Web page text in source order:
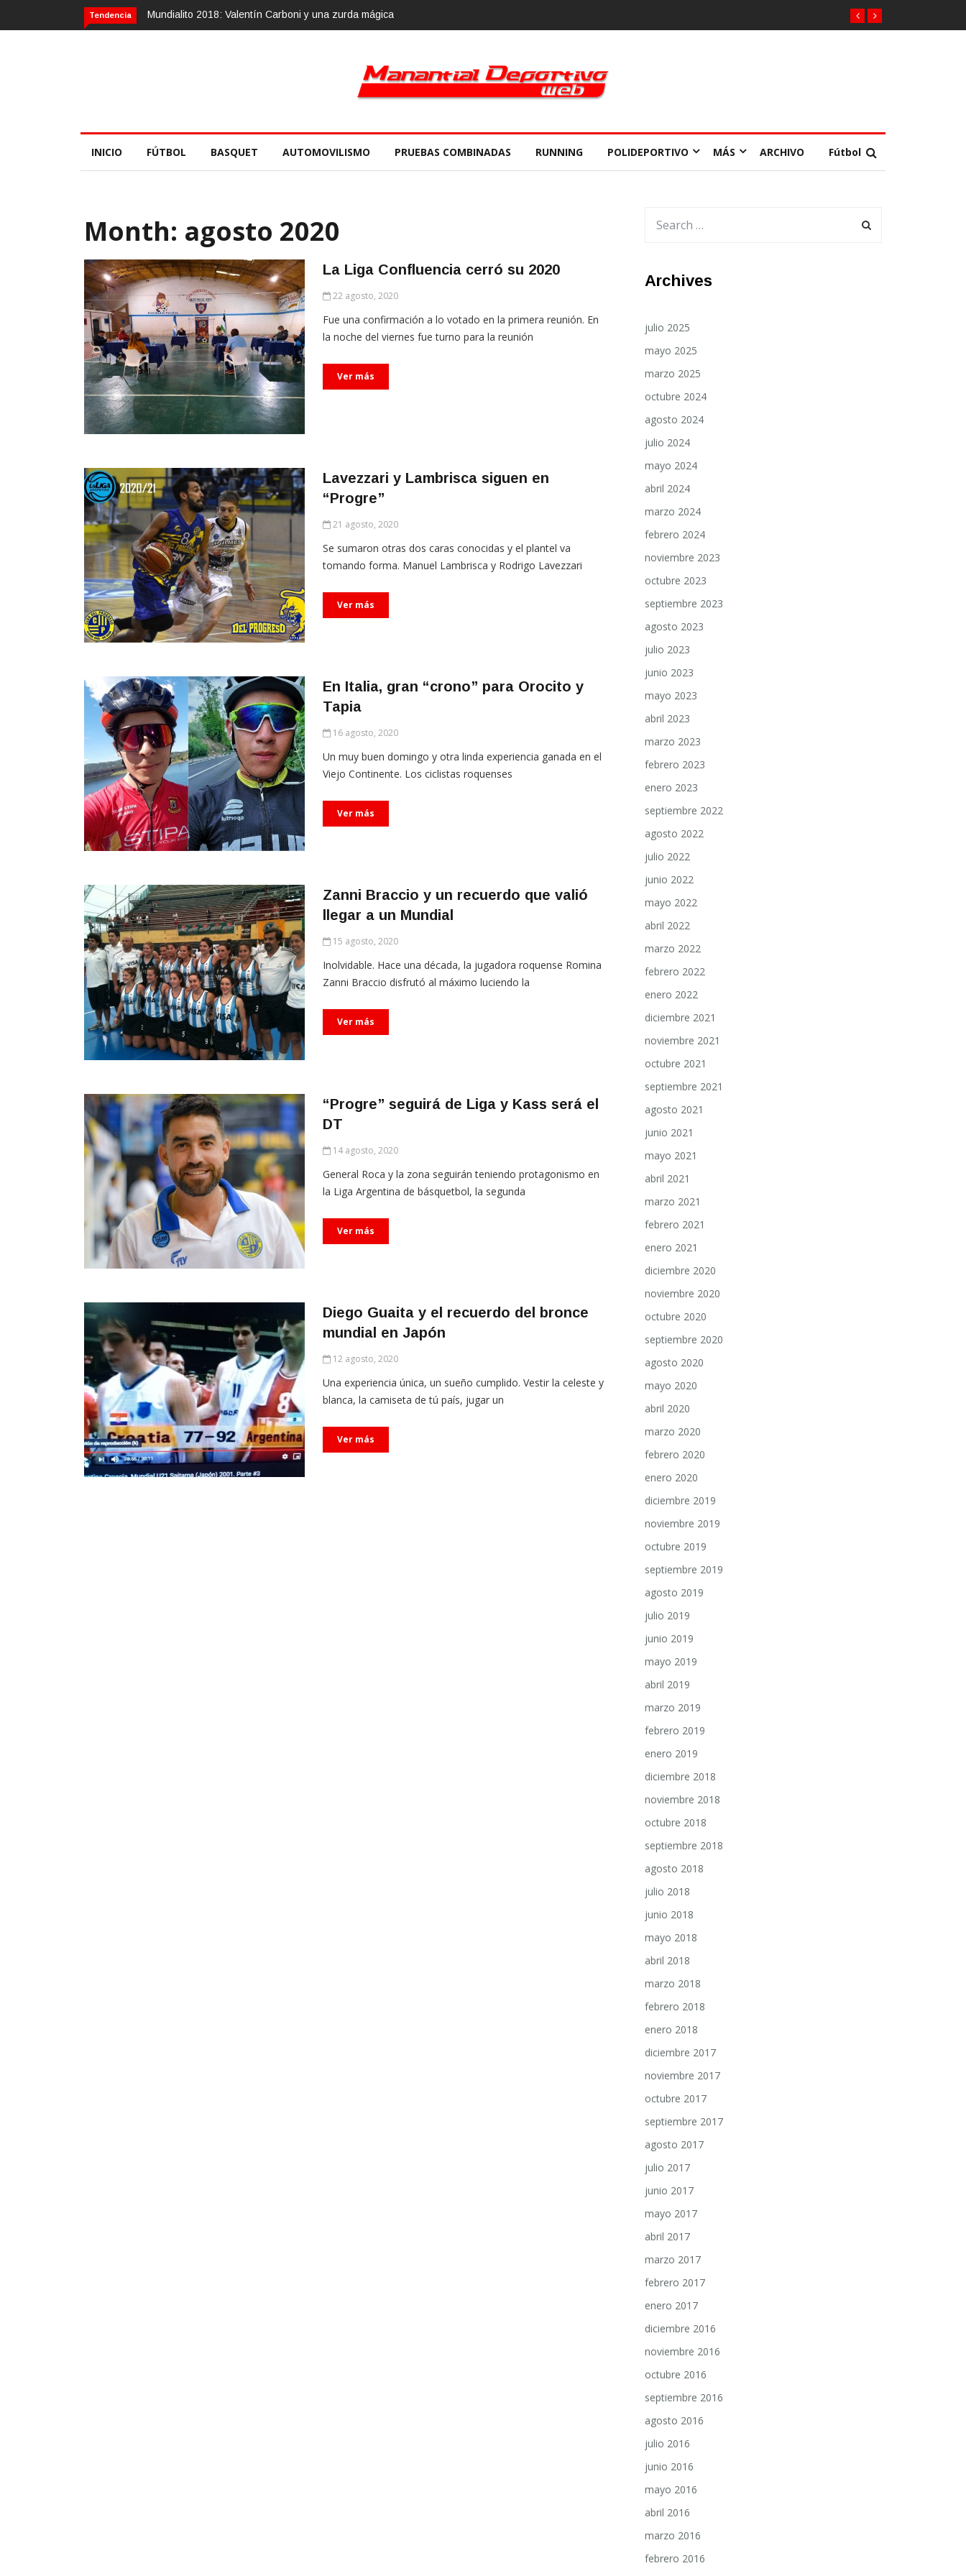
Tendencia
Carboni y una zurda mágicaCalvario Race 2018, 10 de noviembre
INICIO FÚTBOL BASQUET AUTOMOVILISMO PRUEBAS COMBINADAS RUNNING POLIDEPORTIVO MÁS ARCHIVO Fútbol
Month: agosto 2020
La Liga Confluencia cerró su 2020
22 agosto, 2020
Fue una confirmación a lo votado en la primera reunión. En
la noche del viernes fue turno para la reunión
Ver más
Lavezzari y Lambrisca siguen en
“Progre”
21 agosto, 2020
Se sumaron otras dos caras conocidas y el plantel va
tomando forma. Manuel Lambrisca y Rodrigo Lavezzari
Ver más
En Italia, gran “crono” para Orocito y
Tapia
16 agosto, 2020
Un muy buen domingo y otra linda experiencia ganada en el
Viejo Continente. Los ciclistas roquenses
Ver más
Zanni Braccio y un recuerdo que valió
llegar a un Mundial
15 agosto, 2020
Inolvidable. Hace una década, la jugadora roquense Romina
Zanni Braccio disfrutó al máximo luciendo la
Ver más
“Progre” seguirá de Liga y Kass será el
DT
14 agosto, 2020
General Roca y la zona seguirán teniendo protagonismo en
la Liga Argentina de básquetbol, la segunda
Ver más
Diego Guaita y el recuerdo del bronce
mundial en Japón
12 agosto, 2020
Una experiencia única, un sueño cumplido. Vestir la celeste y
blanca, la camiseta de tú país, jugar un
Ver más
Archives
julio 2025
mayo 2025
marzo 2025
octubre 2024
agosto 2024
julio 2024
mayo 2024
abril 2024
marzo 2024
febrero 2024
noviembre 2023
octubre 2023
septiembre 2023
agosto 2023
julio 2023
junio 2023
mayo 2023
abril 2023
marzo 2023
febrero 2023
enero 2023
septiembre 2022
agosto 2022
julio 2022
junio 2022
mayo 2022
abril 2022
marzo 2022
febrero 2022
enero 2022
diciembre 2021
noviembre 2021
octubre 2021
septiembre 2021
agosto 2021
junio 2021
mayo 2021
abril 2021
marzo 2021
febrero 2021
enero 2021
diciembre 2020
noviembre 2020
octubre 2020
septiembre 2020
agosto 2020
mayo 2020
abril 2020
marzo 2020
febrero 2020
enero 2020
diciembre 2019
noviembre 2019
octubre 2019
septiembre 2019
agosto 2019
julio 2019
junio 2019
mayo 2019
abril 2019
marzo 2019
febrero 2019
enero 2019
diciembre 2018
noviembre 2018
octubre 2018
septiembre 2018
agosto 2018
julio 2018
junio 2018
mayo 2018
abril 2018
marzo 2018
febrero 2018
enero 2018
diciembre 2017
noviembre 2017
octubre 2017
septiembre 2017
agosto 2017
julio 2017
junio 2017
mayo 2017
abril 2017
marzo 2017
febrero 2017
enero 2017
diciembre 2016
noviembre 2016
octubre 2016
septiembre 2016
agosto 2016
julio 2016
junio 2016
mayo 2016
abril 2016
marzo 2016
febrero 2016